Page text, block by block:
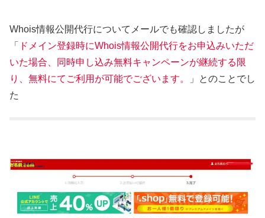
Whois情報公開代行についてメールでも確認しましたが
「
ドメイン登録時にWhois情報公開代行をお申込みいただ
いた場合、同時申し込み無料キャンペーンが継続する限
り、無料にてご利用が可能でございます。
」とのことでし
た